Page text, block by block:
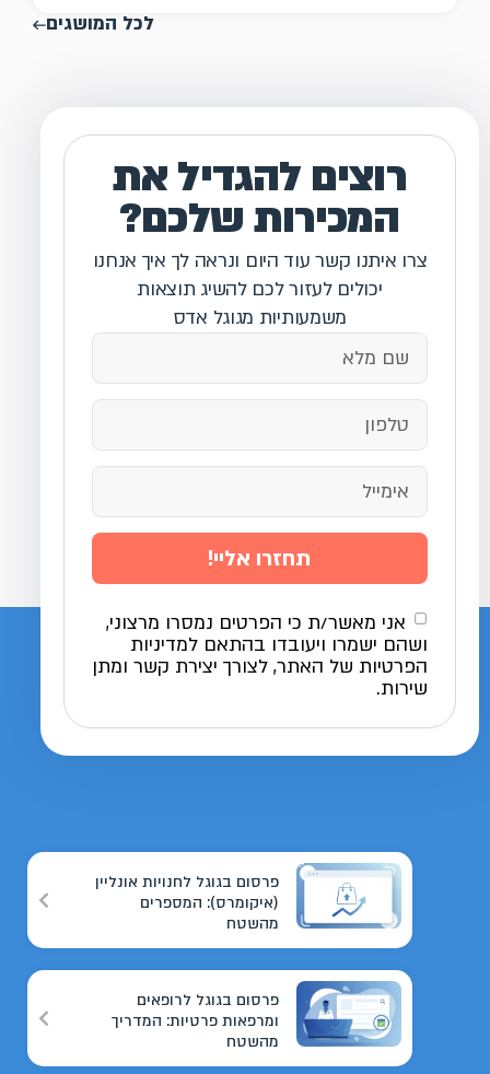
לכל המושגים
רוצים להגדיל את
המכירות שלכם?
צרו איתנו קשר עוד היום ונראה לך איך אנחנו
יכולים לעזור לכם להשיג תוצאות
משמעותיות מגוגל אדס
אני מאשר/ת כי הפרטים נמסרו מרצוני,
ושהם ישמרו ויעובדו בהתאם למדיניות
הפרטיות של האתר, לצורך יצירת קשר ומתן
שירות.
תחזרו אליי!
פרסום בגוגל לחנויות אונליין
(איקומרס): המספרים
מהשטח
פרסום בגוגל לרופאים
ומרפאות פרטיות: המדריך
מהשטח